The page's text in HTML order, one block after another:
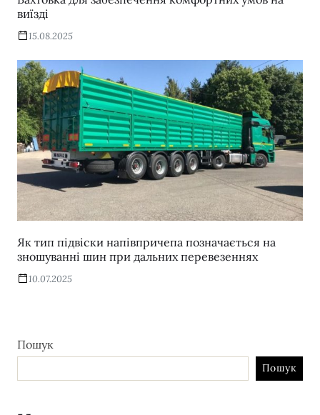
виїзді
15.08.2025
Як тип підвіски напівпричепа позначається на
зношуванні шин при дальних перевезеннях
10.07.2025
Пошук
Пошук